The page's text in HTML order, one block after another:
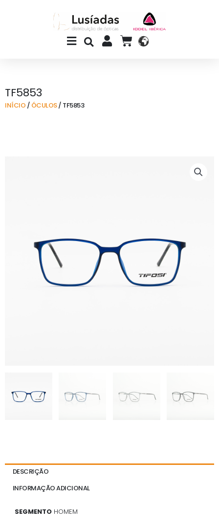
Main
Menu
CART
TF5853
INÍCIO / ÓCULOS/ TF5853
DESCRIÇÃO
INFORMAÇÃO ADICIONAL
SEGMENTO HOMEM